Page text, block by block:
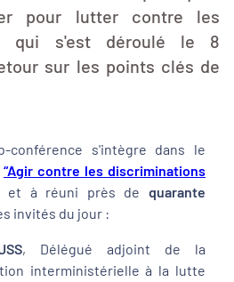
pour lutter contre les
qui s'est déroulé le 8
sur les points clés de
conférence s'intègre dans le
“Agir contre les discriminations
et à réuni près de quarante
invités du jour :
, Délégué adjoint de la
interministérielle à la lutte